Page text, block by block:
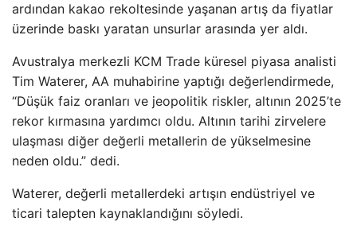
ardından kakao rekoltesinde yaşanan artış da fiyatlar
üzerinde baskı yaratan unsurlar arasında yer aldı.
Avustralya merkezli KCM Trade küresel piyasa analisti
Tim Waterer, AA muhabirine yaptığı değerlendirmede,
“Düşük faiz oranları ve jeopolitik riskler, altının 2025’te
rekor kırmasına yardımcı oldu. Altının tarihi zirvelere
ulaşması diğer değerli metallerin de yükselmesine
neden oldu.” dedi.
Waterer, değerli metallerdeki artışın endüstriyel ve
ticari talepten kaynaklandığını söyledi.